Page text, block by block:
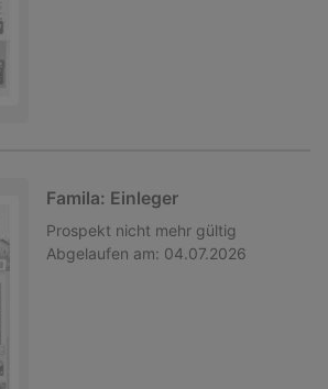
Famila: Einleger
Prospekt nicht mehr gültig
Abgelaufen am: 04.07.2026